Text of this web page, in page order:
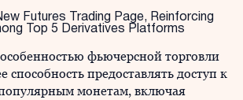
фьючерсной торговли
способность предоставлять доступ к
монетам, включая